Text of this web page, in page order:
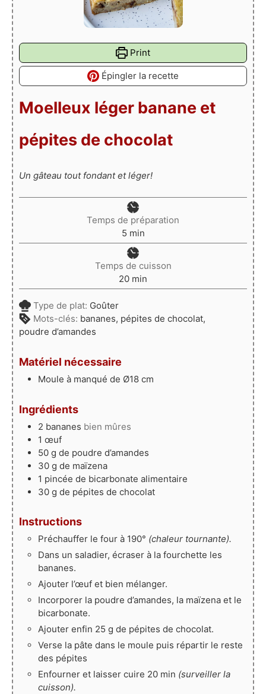
Print
Épingler la recette
Moelleux léger banane et
pépites de chocolat
Un gâteau tout fondant et léger!
Temps de préparation
5minutes
min
Temps de cuisson
20minutes
min
Type de plat: Goûter
Mots-clés: bananes, pépites de chocolat,
poudre d’amandes
Matériel nécessaire
Moule à manqué de Ø18 cm
Ingrédients
2 bananes bien mûres
1 œuf
50 g de poudre d’amandes
30 g de maïzena
1 pincée de bicarbonate alimentaire
30 g de pépites de chocolat
Instructions
Préchauffer le four à 190° (chaleur tournante).
Dans un saladier, écraser à la fourchette les
bananes.
Ajouter l’œuf et bien mélanger.
Incorporer la poudre d’amandes, la maïzena et le
bicarbonate.
Ajouter enfin 25 g de pépites de chocolat.
Verse la pâte dans le moule puis répartir le reste
des pépites
Enfourner et laisser cuire 20 min (surveiller la
cuisson).